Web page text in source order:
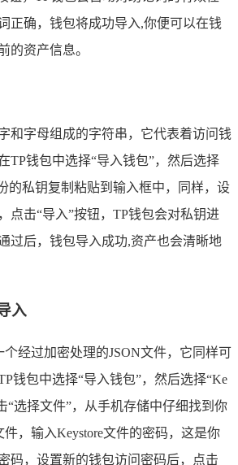
正确，钱包将成功导入,你便可以在钱
的资产信息。
和字母组成的字符串，它代表着访问钱
TP钱包中选择“导入钱包”，然后选择
的私钥复制粘贴到输入框中，同样，设
点击“导入”按钮，TP钱包会对私钥进
过后，钱包导入成功,资产也会清晰地
入
个经过加密处理的JSON文件，它同样可
钱包中选择“导入钱包”，然后选择“Ke
“选择文件”，从手机存储中仔细找到你
件，输入Keystore文件的密码，这是你
码，设置新的钱包访问密码后，点击